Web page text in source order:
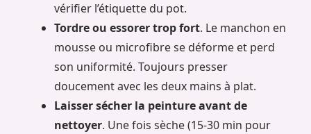
vérifier l’étiquette du pot.
Tordre ou essorer trop fort. Le manchon en
mousse ou microfibre se déforme et perd
son uniformité. Toujours presser
doucement avec les deux mains à plat.
Laisser sécher la peinture avant de
nettoyer. Une fois sèche (15-30 min pour